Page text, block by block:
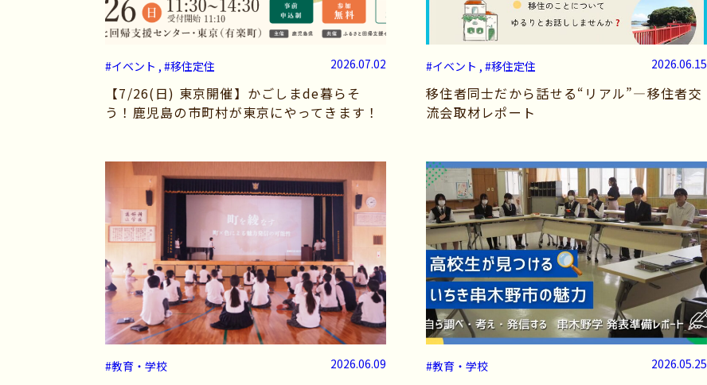
#イベント , #移住定住 2026.07.02
【7/26(日) 東京開催】かごしまde暮らそ
う！鹿児島の市町村が東京にやってきます！
#イベント , #移住定住 2026.06.15
移住者同士だから話せる“リアル”―移住者交
流会取材レポート
#教育・学校 2026.06.09 #教育・学校 2026.05.25